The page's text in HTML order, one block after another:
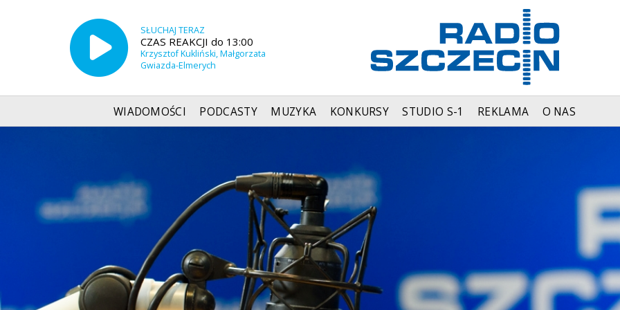
SŁUCHAJ TERAZ
CZAS REAKCJI do 13:00
Krzysztof Kukliński, Małgorzata
Gwiazda-Elmerych
WIADOMOŚCI PODCASTY MUZYKA KONKURSY STUDIO S-1 REKLAMA O NAS